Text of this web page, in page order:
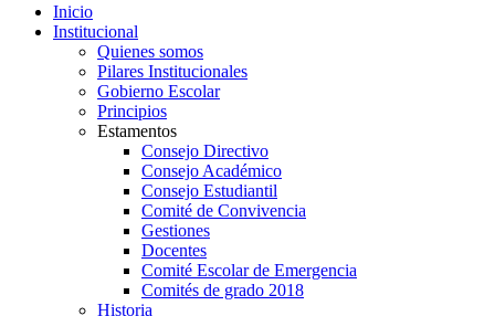
Inicio
Institucional
Quienes somos
Pilares Institucionales
Gobierno Escolar
Principios
Estamentos
Consejo Directivo
Consejo Académico
Consejo Estudiantil
Comité de Convivencia
Gestiones
Docentes
Comité Escolar de Emergencia
Comités de grado 2018
Historia